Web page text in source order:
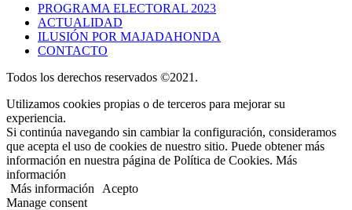
PROGRAMA ELECTORAL 2023
ACTUALIDAD
ILUSIÓN POR MAJADAHONDA
CONTACTO
Todos los derechos reservados ©2021.
Utilizamos cookies propias o de terceros para mejorar su
experiencia.
Si continúa navegando sin cambiar la configuración, consideramos
que acepta el uso de cookies de nuestro sitio. Puede obtener más
información en nuestra página de Política de Cookies. Más
información
Más información
Acepto
Manage consent